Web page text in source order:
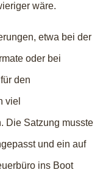
wäre.
etwa bei der
oder bei
den
viel
Die Satzung musste
und ein auf
ins Boot